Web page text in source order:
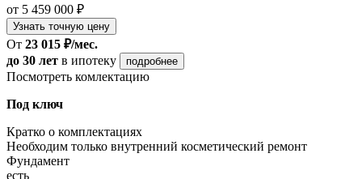
от 5 459 000 ₽
Узнать точную цену
От 23 015 ₽/мес.
до 30 лет в ипотеку подробнее
Посмотреть комлектацию
Под ключ
Кратко о комплектациях
Необходим только внутренний косметический ремонт
Фундамент
есть